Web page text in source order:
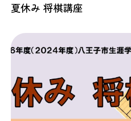
夏休み 将棋講座